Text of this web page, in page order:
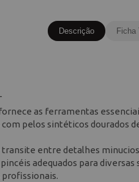
Descrição Ficha
as ferramentas
pelos sintéticos dourados
entre detalhes
adequados para